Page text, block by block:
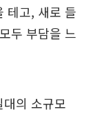
테고, 새로 들
두 부담을 느
의 소규모